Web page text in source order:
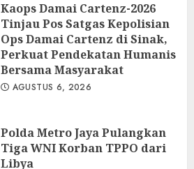
Kaops Damai Cartenz-2026
Tinjau Pos Satgas Kepolisian
Ops Damai Cartenz di Sinak,
Perkuat Pendekatan Humanis
Bersama Masyarakat
AGUSTUS 6, 2026
Polda Metro Jaya Pulangkan
Tiga WNI Korban TPPO dari
Libya